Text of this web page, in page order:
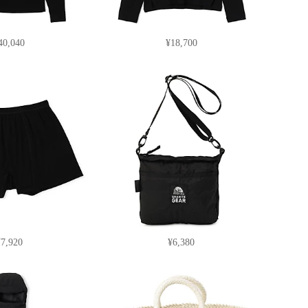
¥18,700
¥6,380